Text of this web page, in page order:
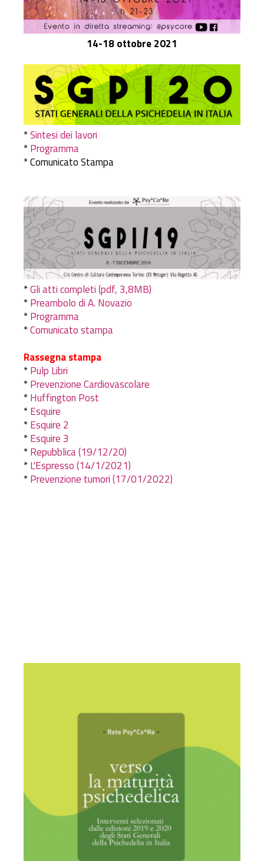
14-18 ottobre 2021
*Sintesi dei lavori
*Programma
* Comunicato Stampa
*Gli atti completi (pdf, 3,8MB)
*Preambolo di A. Novazio
*Programma
*Comunicato stampa
Rassegna stampa
*Pulp Libri
*Prevenzione Cardiovascolare
*Huffington Post
*Esquire
*Esquire 2
*Esquire 3
*Repubblica (19/12/20)
*L'Espresso (14/1/2021)
*Prevenzione tumori (17/01/2022)